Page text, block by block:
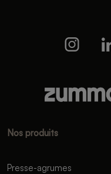
Nos produits
Presse-agrumes